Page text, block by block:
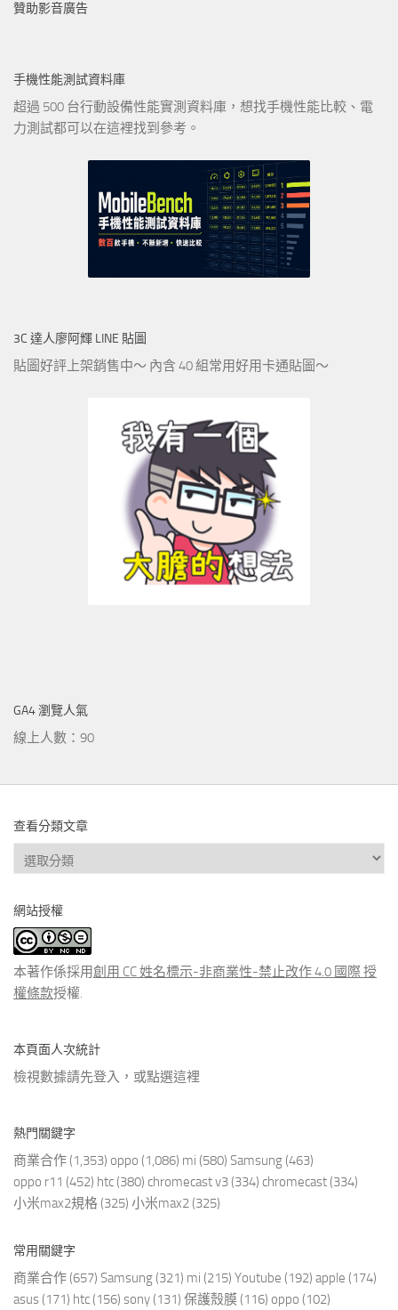
贊助影音廣告
手機性能測試資料庫
超過 500 台行動設備性能實測資料庫，想找手機性能比較、電
力測試都可以在這裡找到參考。
3C 達人廖阿輝 LINE 貼圖
貼圖好評上架銷售中～ 內含 40 組常用好用卡通貼圖～
GA4 瀏覽人氣
線上人數：90
查看分類文章
查
看
類
文
章
網站授權
本著作係採用創用 CC 姓名標示-非商業性-禁止改作 4.0 國際 授
權條款授權.
本頁面人次統計
檢視數據請先登入，或點選這裡
熱門關鍵字
商業合作 (1,353) oppo (1,086) mi (580) Samsung (463)
oppo r11 (452) htc (380) chromecast v3 (334) chromecast (334)
小米max2規格 (325) 小米max2 (325)
常用關鍵字
商業合作 (657) Samsung (321) mi (215) Youtube (192) apple (174)
asus (171) htc (156) sony (131) 保護殼膜 (116) oppo (102)